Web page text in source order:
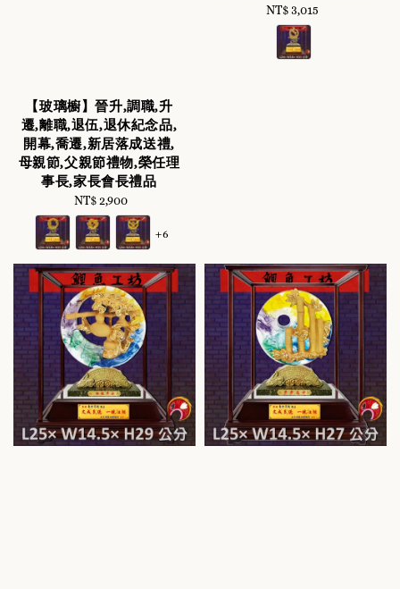
【玻璃櫥】晉升,調職,升
遷,離職,退伍,退休紀念品,
開幕,喬遷,新居落成送禮,
母親節,父親節禮物,榮任理
事長,家長會長禮品
Regular
price
NT$ 2,900
+6
Regular
price
NT$ 3,015